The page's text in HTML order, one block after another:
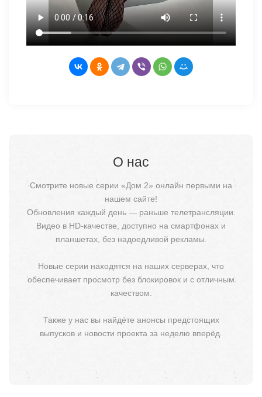
О нас
Смотрите новые серии «Дом 2» онлайн первыми на
нашем сайте!
Обновления каждый день — раньше телетрансляции.
Видео в HD-качестве, доступно на смартфонах и
планшетах, без надоедливой рекламы.
Новые серии находятся на наших серверах, что
обеспечивает просмотр без блокировок и с отличным
качеством.
Также у нас вы найдёте анонсы предстоящих
выпусков и новости проекта за неделю вперёд.